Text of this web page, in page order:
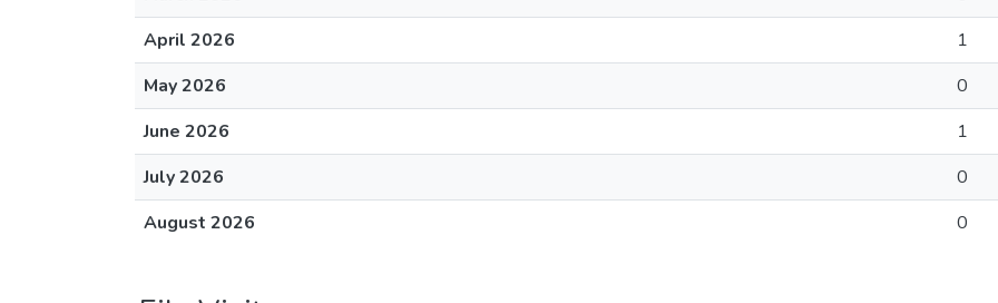
April 2026
1
May 2026
0
June 2026
1
July 2026
0
August 2026
0